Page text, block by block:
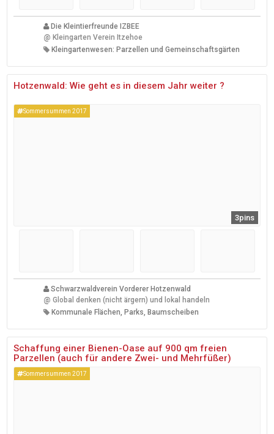
Die Kleintierfreunde IZBEE
@ Kleingarten Verein Itzehoe
Kleingartenwesen: Parzellen und Gemeinschaftsgärten
Hotzenwald: Wie geht es in diesem Jahr weiter ?
Sommersummen 2017
3pins
Schwarzwaldverein Vorderer Hotzenwald
@ Global denken (nicht ärgern) und lokal handeln
Kommunale Flächen, Parks, Baumscheiben
Schaffung einer Bienen-Oase auf 900 qm freien
Parzellen (auch für andere Zwei- und Mehrfüßer)
Sommersummen 2017